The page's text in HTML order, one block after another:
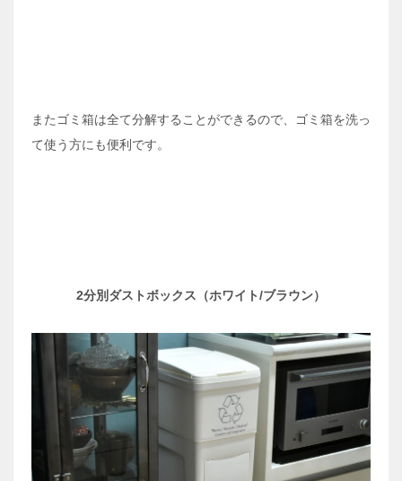
またゴミ箱は全て分解することができるので、ゴミ箱を洗っ
て使う方にも便利です。
2分別ダストボックス（ホワイト/ブラウン）